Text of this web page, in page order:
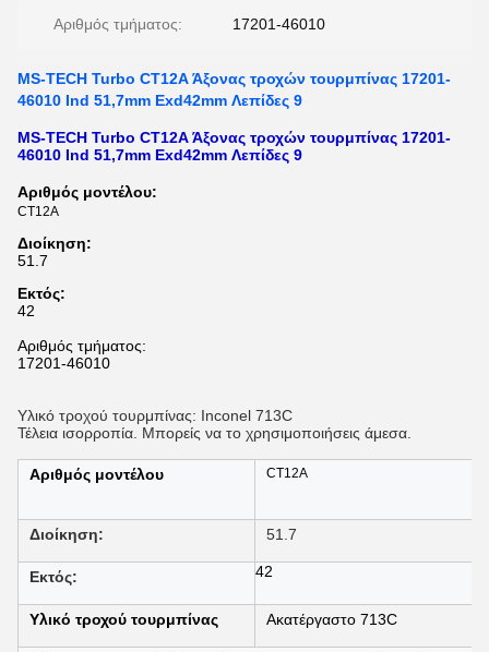
Αριθμός τμήματος: 17201-46010
MS-TECH Turbo CT12A Άξονας τροχών τουρμπίνας 17201-
46010 Ind 51,7mm Exd42mm Λεπίδες 9
MS-TECH Turbo CT12A Άξονας τροχών τουρμπίνας 17201-
46010 Ind 51,7mm Exd42mm Λεπίδες 9
Αριθμός μοντέλου:
CT12A
Διοίκηση:
51.7
Εκτός:
42
Αριθμός τμήματος:
17201-46010
Υλικό τροχού τουρμπίνας: Inconel 713C
Τέλεια ισορροπία. Μπορείς να το χρησιμοποιήσεις άμεσα.
Αριθμός μοντέλου CT12A
Διοίκηση: 51.7
Εκτός: 42
Υλικό τροχού τουρμπίνας Ακατέργαστο 713C